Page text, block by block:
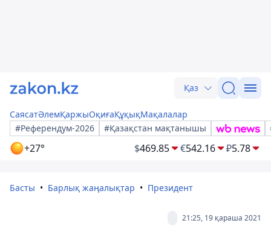
Қаз
СаясатӘлемҚаржыОқиғаҚұқықМақалалар
#Референдум-2026
#Қазақстан мақтанышы
+27° $469.85 €542.16 ₽5.78
Басты Барлық жаңалықтар Президент
21:25, 19 қараша 2021